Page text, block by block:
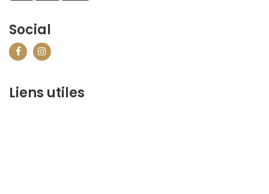
Social
Liens utiles